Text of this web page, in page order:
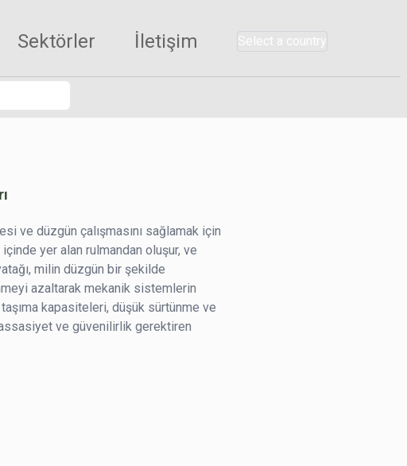
Sektörler İletişim Select a country
ve düzgün çalışmasını sağlamak için
yer alan rulmandan oluşur, ve
milin düzgün bir şekilde
azaltarak mekanik sistemlerin
taşıma kapasiteleri, düşük sürtünme ve
ve güvenilirlik gerektiren